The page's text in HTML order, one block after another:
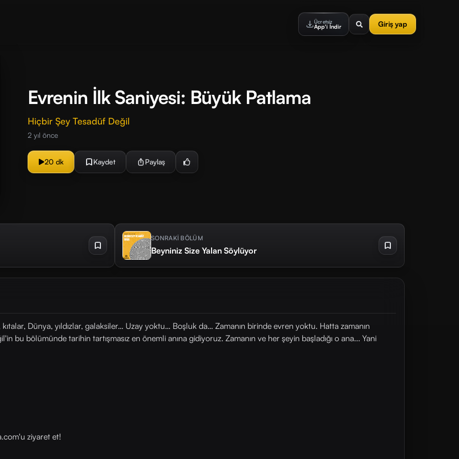
Ücretsiz
App'i İndir Giriş yap
Evrenin İlk Saniyesi: Büyük Patlama
Hiçbir Şey Tesadüf Değil
2 yıl önce
20 dk Kaydet Paylaş
SONRAKİ BÖLÜM
Beyniniz Size Yalan Söylüyor
Dünya, yıldızlar, galaksiler… Uzay yoktu… Boşluk da… Zamanın birinde evren yoktu. Hatta zamanın
bu bölümünde tarihin tartışmasız en önemli anına gidiyoruz. Zamanın ve her şeyin başladığı o ana... Yani
ziyaret et!